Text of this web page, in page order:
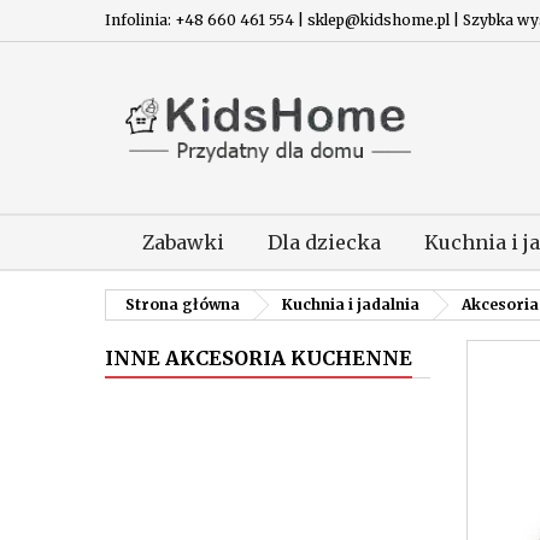
Infolinia: +48 660 461 554 | sklep@kidshome.pl | Szybka
Zabawki Dla dziecka Kuchnia i
Strona główna Kuchnia i jadalnia
INNE AKCESORIA KUCHENNE